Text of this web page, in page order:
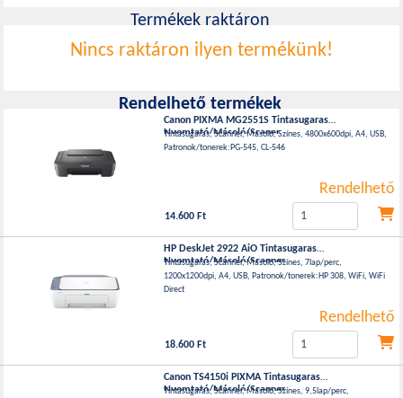
Termékek raktáron
Nincs raktáron ilyen termékünk!
Rendelhető termékek
Canon PIXMA MG2551S Tintasugaras
Nyomtató/Másoló/Scaner
Tintasugaras, Scanner, Másoló, Színes, 4800x600dpi, A4, USB,
Patronok/tonerek:PG-545, CL-546
Rendelhető
14.600 Ft
HP DeskJet 2922 AiO Tintasugaras
Nyomtató/Másoló/Scanner
Tintasugaras, Scanner, Másoló, Színes, 7lap/perc,
1200x1200dpi, A4, USB, Patronok/tonerek:HP 308, WiFi, WiFi
Direct
Rendelhető
18.600 Ft
Canon TS4150i PIXMA Tintasugaras
Nyomtató/Másoló/Scanner
Tintasugaras, Scanner, Másoló, Színes, 9,5lap/perc,